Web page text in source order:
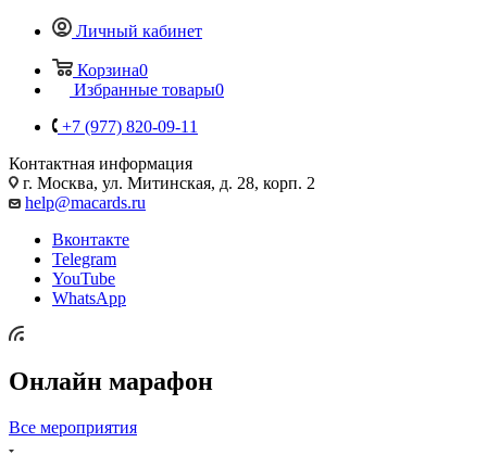
Личный кабинет
Корзина0
Избранные товары0
+7 (977) 820-09-11
Контактная информация
г. Москва, ул. Митинская, д. 28, корп. 2
help@macards.ru
Вконтакте
Telegram
YouTube
WhatsApp
Онлайн марафон
Все мероприятия